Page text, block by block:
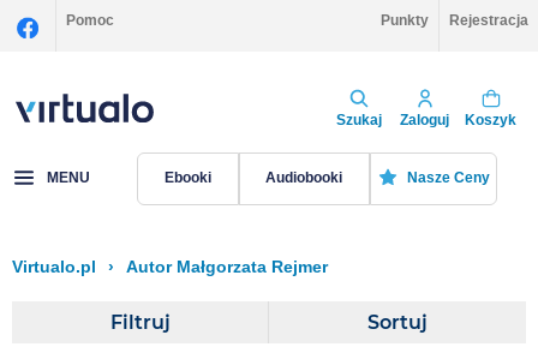
Pomoc Punkty Rejestracja
Szukaj Zaloguj Koszyk
MENU Ebooki Audiobooki Nasze Ceny
Virtualo.pl › Autor Małgorzata Rejmer
Filtruj Sortuj